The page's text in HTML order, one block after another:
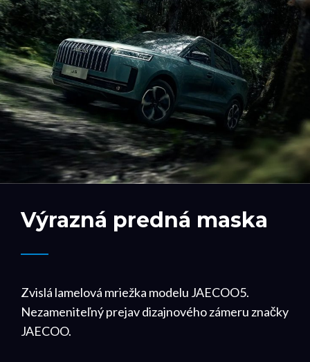
Výrazná predná maska
Zvislá lamelová mriežka modelu JAECOO5.
Nezameniteľný prejav dizajnového zámeru značky
JAECOO.